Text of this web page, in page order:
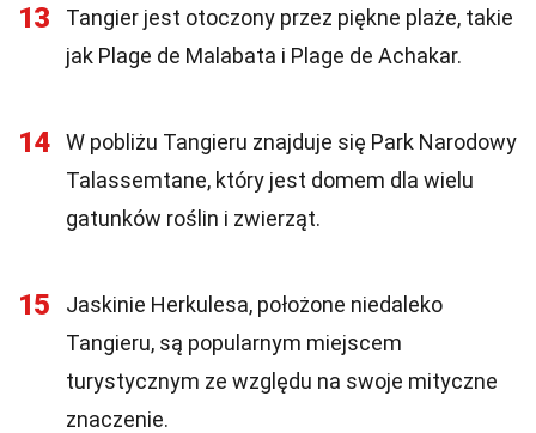
13
Tangier jest otoczony przez piękne plaże, takie
jak Plage de Malabata i Plage de Achakar.
14
W pobliżu Tangieru znajduje się Park Narodowy
Talassemtane, który jest domem dla wielu
gatunków roślin i zwierząt.
15
Jaskinie Herkulesa, położone niedaleko
Tangieru, są popularnym miejscem
turystycznym ze względu na swoje mityczne
znaczenie.